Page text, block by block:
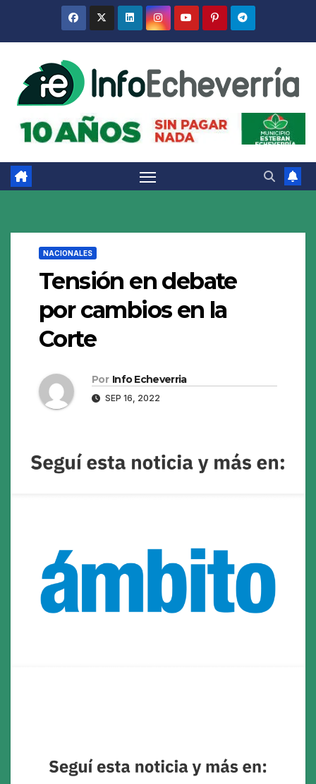
NACIONALES
Tensión en debate
por cambios en la
Corte
Por Info Echeverria
SEP 16, 2022